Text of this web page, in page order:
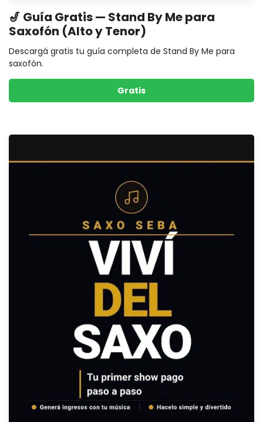
🎷 Guía Gratis — Stand By Me para
Saxofón (Alto y Tenor)
Descargá gratis tu guía completa de Stand By Me para
saxofón.
Gratis